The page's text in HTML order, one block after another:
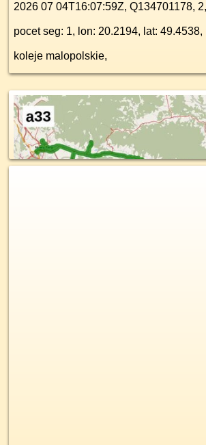
2026 07 04T16:07:59Z, Q134701178,
pocet seg: 1, lon: 20.2194, lat:
koleje malopolskie,